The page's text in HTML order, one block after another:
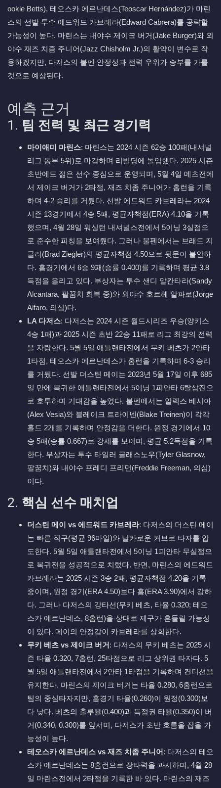
ookie Betts), 테오스카 에르난데스(Teoscar Hernández)가 마린
스의 선발 투수 에드워드 카브레라(Edward Cabrera)를 공략할
가능성이 높다. 마린스는 내야수 제이크 버거(Jake Burger)와 외
야수 재즈 치좀 주니어(Jazz Chisholm Jr.)의 활약이 변수로 작
용하겠지만, 다저스의 불펜 안정성과 전력 우위가 승부를 가를
것으로 예상된다.
예측 근거
1. 팀 전력 및 최근 경기력
마이애미 마린스: 마린스는 2024 시즌 62승 100패(내셔널
리그 동부 5위)로 마감하며 리빌딩에 돌입했다. 2025 시즌
초반에도 젊은 선수 중심으로 운영되며, 5월 4일 메츠전에
서 제이크 버거가 2타점, 재즈 치좀 주니어가 홈런을 기록
하며 4-2 승리를 거뒀다. 선발 에드워드 카브레라는 2024
시즌 13경기에서 4승 5패, 평균자책점(ERA) 4.10을 기록
했으며, 4월 28일 워싱턴 내셔널스전에서 5이닝 3실점으
로 준수한 피칭을 보여줬다. 그러나 불펜에서는 브래드 지
글러(Brad Ziegler)의 평균자책점 4.50으로 뒷문이 불안하
다. 홈경기에서 6승 9패(승률 0.400)를 기록하며 평균 3.8
득점을 올리고 있다. 부상자는 투수 샌디 알칸타라(Sandy
Alcantara, 팔꿈치 회복 중)와 외야수 호르헤 알파로(Jorge
Alfaro, 의심)다.
LA 다저스: 다저스는 2024 시즌 월드시리즈 우승(양키스
4승 1패)과 2025 시즌 초반 22승 11패로 리그 최강의 전력
을 자랑한다. 5월 5일 애틀랜타전에서 무키 베츠가 2안타
1타점, 테오스카 에르난데스가 홈런을 기록하며 6-3 승리
를 거뒀다. 선발 더스틴 메이는 2023년 5월 17일 이후 685
일 만에 복귀한 애틀랜타전에서 5이닝 1피안타 6탈삼진으
로 호투하며 기대감을 높였다. 불펜에서는 알렉스 베시아
(Alex Vesia)와 블레이크 트라이넨(Blake Treinen)이 각각
홀드 2개를 기록하며 안정감을 더한다. 원정 경기에서 10
승 5패(승률 0.667)로 강세를 보이며, 평균 5.2득점을 기록
한다. 부상자는 투수 타일러 글래스노우(Tyler Glasnow,
팔꿈치)와 내야수 프레디 프리먼(Freddie Freeman, 의심)
이다.
2. 핵심 선수 매치업
더스틴 메이 vs 에드워드 카브레라: 다저스의 더스틴 메이
는 빠른 직구(평균 96마일)와 날카로운 커브로 타자를 압
도한다. 5월 5일 애틀랜타전에서 5이닝 1피안타 무실점으
로 복귀전을 성공적으로 치렀다. 반면, 마린스의 에드워드
카브레라는 2025 시즌 3승 2패, 평균자책점 4.20을 기록
중이며, 원정 경기(ERA 4.50)보다 홈(ERA 3.90)에서 강하
다. 그러나 다저스의 강타선(무키 베츠, 타율 0.320; 테오
스카 에르난데스, 8홈런)을 상대로 제구가 흔들릴 가능성
이 있다. 메이의 안정감이 카브레라를 상회한다.
무키 베츠 vs 제이크 버거: 다저스의 무키 베츠는 2025 시
즌 타율 0.320, 7홈런, 25타점으로 리그 상위권 타자다. 5
월 5일 애틀랜타전에서 2안타 1타점을 기록하며 컨디션을
유지한다. 마린스의 제이크 버거는 타율 0.280, 6홈런으로
팀의 중심타자지만, 홈경기 타율(0.260)이 원정(0.300)보
다 낮다. 베츠의 출루율(0.400)과 득점권 타율(0.350)이 버
거(0.340, 0.300)를 앞서며, 다저스가 초반 흐름을 잡을 가
능성이 높다.
테오스카 에르난데스 vs 재즈 치좀 주니어: 다저스의 테오
스카 에르난데스는 8홈런으로 장타력을 과시하며, 4월 28
일 마린스전에서 2타점을 기록한 바 있다. 마린스의 재즈